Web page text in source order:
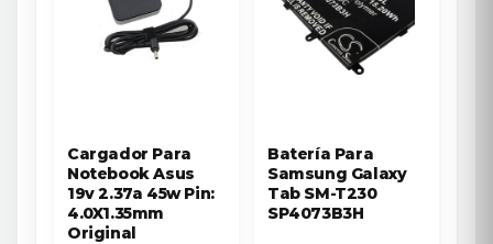
Cargador Para
Notebook Asus
19v 2.37a 45w Pin:
4.0X1.35mm
Original
Batería Para
Samsung Galaxy
Tab SM-T230
SP4073B3H